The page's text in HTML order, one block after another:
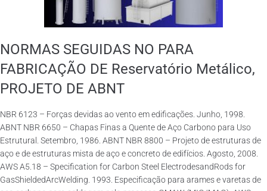
NORMAS SEGUIDAS NO PARA
FABRICAÇÃO DE Reservatório Metálico,
PROJETO DE ABNT
NBR 6123 – Forças devidas ao vento em edificações. Junho, 1998.
ABNT NBR 6650 – Chapas Finas a Quente de Aço Carbono para Uso
Estrutural. Setembro, 1986. ABNT NBR 8800 – Projeto de estruturas de
aço e de estruturas mista de aço e concreto de edifícios. Agosto, 2008.
AWS A5.18 – Specification for Carbon Steel ElectrodesandRods for
GasShieldedArcWelding. 1993. Especificação para arames e varetas de